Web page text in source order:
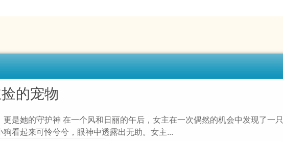
的宠物
是她的守护神 在一个风和日丽的午后，女主在一次偶然的机会中发现了一只
看起来可怜兮兮，眼神中透露出无助。女主...